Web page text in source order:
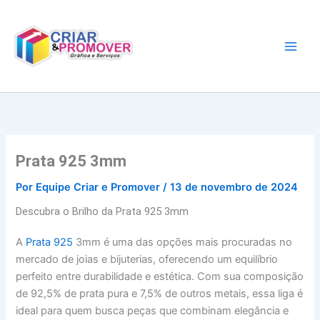
conteúdo
Prata 925 3mm
Por Equipe Criar e Promover/13 de novembro de 2024
Descubra o Brilho da Prata 925 3mm
A Prata 925 3mm é uma das opções mais procuradas no
mercado de joias e bijuterias, oferecendo um equilíbrio
perfeito entre durabilidade e estética. Com sua composição
de 92,5% de prata pura e 7,5% de outros metais, essa liga é
ideal para quem busca peças que combinam elegância e